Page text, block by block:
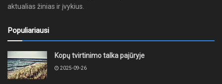
aktualias žinias ir įvykius.
Populiariausi
Kopų tvirtinimo talka pajūryje
2025-09-26